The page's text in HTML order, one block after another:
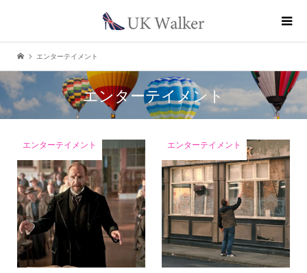
エンターテイメント
エンターテイメント
エンターテイメント エンターテイメント